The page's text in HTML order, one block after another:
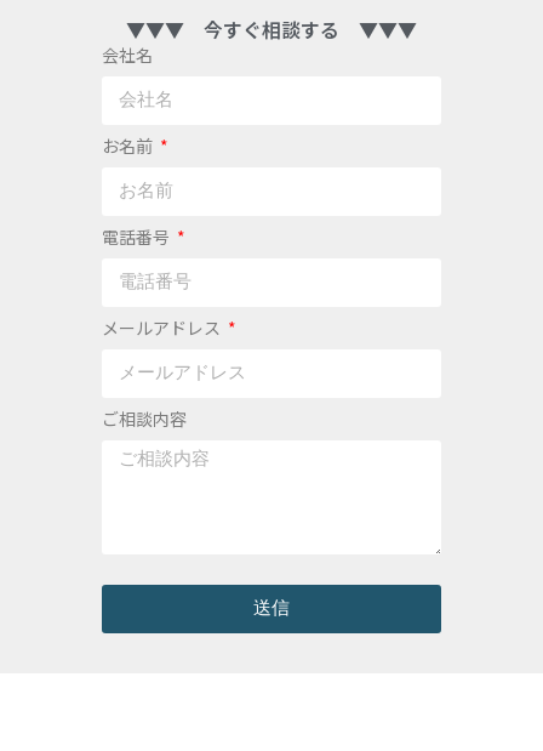
▼▼▼ 今すぐ相談する ▼▼▼
会社名
お名前
電話番号
メールアドレス
ご相談内容
送信